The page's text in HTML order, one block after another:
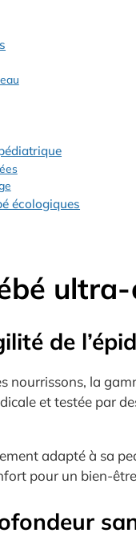
écologiques
de
la
et testée par
adapté à sa
pour un bien-